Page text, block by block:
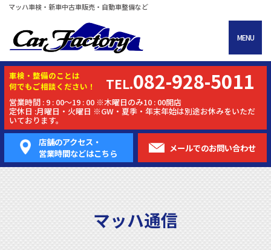
マッハ車検・新車中古車販売・自動車整備など
MENU
車検・ 整備のことは
何でもご相談ください！
TEL.082-928-5011
営業時間 : 9 : 00～19 : 00 ※木曜日のみ10 : 00開店
定休日 :月曜日・火曜日 ※GW・夏季・年末年始は別途お休みをいただ
いております。
店舗のアクセス・
営業時間などはこちら
メールでのお問い合わせ
マッハ通信